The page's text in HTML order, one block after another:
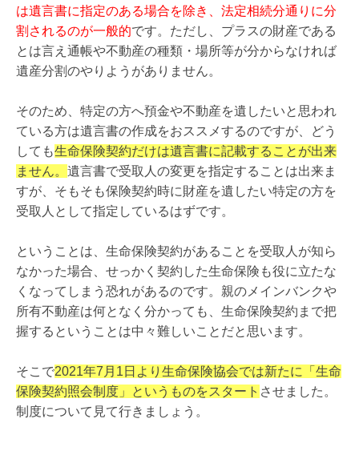
は遺言書に指定のある場合を除き、法定相続分通りに分
割されるのが一般的です。ただし、プラスの財産である
とは言え通帳や不動産の種類・場所等が分からなければ
遺産分割のやりようがありません。
そのため、特定の方へ預金や不動産を遺したいと思われ
ている方は遺言書の作成をおススメするのですが、どう
しても生命保険契約だけは遺言書に記載することが出来
ません。 遺言書で受取人の変更を指定することは出来ま
すが、そもそも保険契約時に財産を遺したい特定の方を
受取人として指定しているはずです。
ということは、生命保険契約があることを受取人が知ら
なかった場合、せっかく契約した生命保険も役に立たな
くなってしまう恐れがあるのです。親のメインバンクや
所有不動産は何となく分かっても、生命保険契約まで把
握するということは中々難しいことだと思います。
そこで2021年7月1日より生命保険協会では新たに「生命
保険契約照会制度」というものをスタート させました。
制度について見て行きましょう。